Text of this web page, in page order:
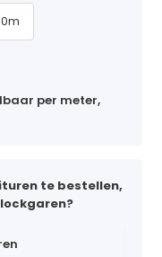
per meter,
te bestellen,